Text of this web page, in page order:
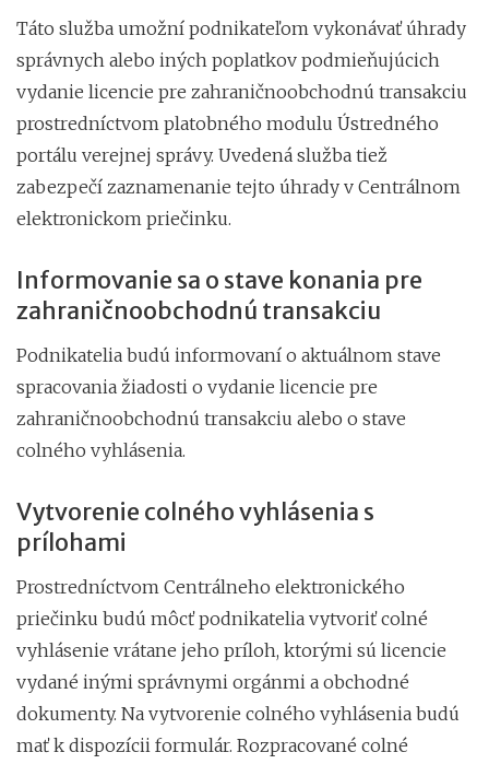
Táto služba umožní podnikateľom vykonávať úhrady
správnych alebo iných poplatkov podmieňujúcich
vydanie licencie pre zahraničnoobchodnú transakciu
prostredníctvom platobného modulu Ústredného
portálu verejnej správy. Uvedená služba tiež
zabezpečí zaznamenanie tejto úhrady v Centrálnom
elektronickom priečinku.
Informovanie sa o stave konania pre
zahraničnoobchodnú transakciu
Podnikatelia budú informovaní o aktuálnom stave
spracovania žiadosti o vydanie licencie pre
zahraničnoobchodnú transakciu alebo o stave
colného vyhlásenia.
Vytvorenie colného vyhlásenia s
prílohami
Prostredníctvom Centrálneho elektronického
priečinku budú môcť podnikatelia vytvoriť colné
vyhlásenie vrátane jeho príloh, ktorými sú licencie
vydané inými správnymi orgánmi a obchodné
dokumenty. Na vytvorenie colného vyhlásenia budú
mať k dispozícii formulár. Rozpracované colné